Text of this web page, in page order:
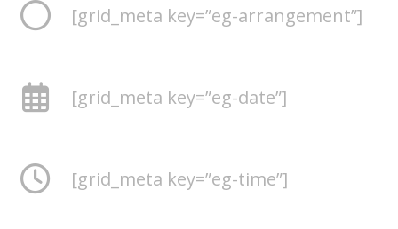
[grid_meta key=”eg-arrangement”]
[grid_meta key=”eg-date”]
[grid_meta key=”eg-time”]